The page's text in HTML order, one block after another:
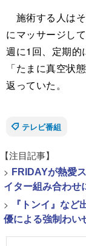
施術する人は
にマッサージし
週に1回、定期的
「たまに真空状
返っていた。
テレビ番組
【注目記事】
> FRIDAYが熱愛
イター組み合わせ
>
『トンイ』な
優による強制わい